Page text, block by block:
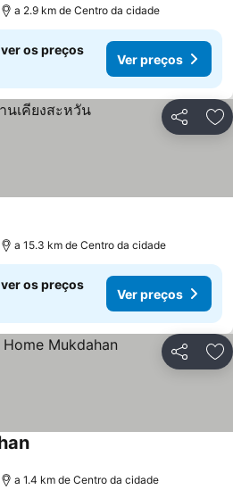
a 2.9 km de Centro da cidade
os preços
Ver preços
Partilhar
a 15.3 km de Centro da cidade
os preços
Ver preços
Partilhar
Ver preços
a 1.4 km de Centro da cidade